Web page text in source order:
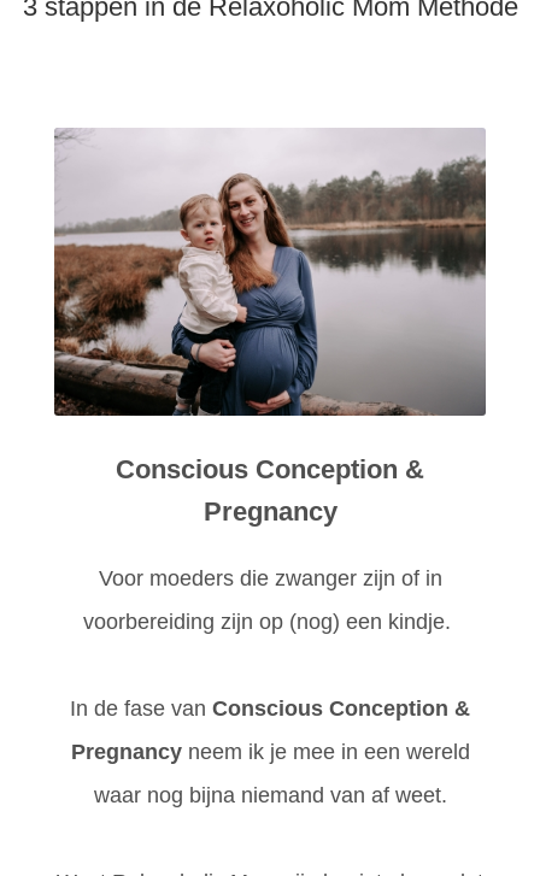
3 stappen in de Relaxoholic Mom Methode
Conscious Conception &
Pregnancy
Voor moeders die zwanger zijn of in
voorbereiding zijn op (nog) een kindje.
In de fase van Conscious Conception &
Pregnancy neem ik je mee in een wereld
waar nog bijna niemand van af weet.